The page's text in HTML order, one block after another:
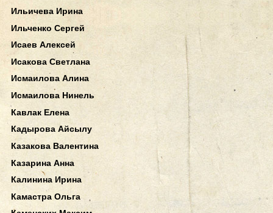
Ильичева Ирина
Ильченко Сергей
Исаев Алексей
Исакова Светлана
Исмаилова Алина
Исмаилова Нинель
Кавлак Елена
Кадырова Айсылу
Казакова Валентина
Казарина Анна
Калинина Ирина
Камастра Ольга